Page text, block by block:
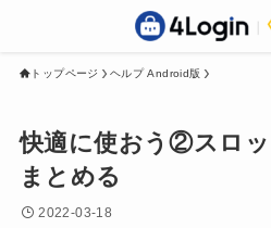
トップページ ヘルプ Android版
快適に使おう②スロ
まとめる
2022-03-18